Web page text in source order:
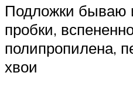
Подложки бываю
пробки,
полипропилена,
хвои